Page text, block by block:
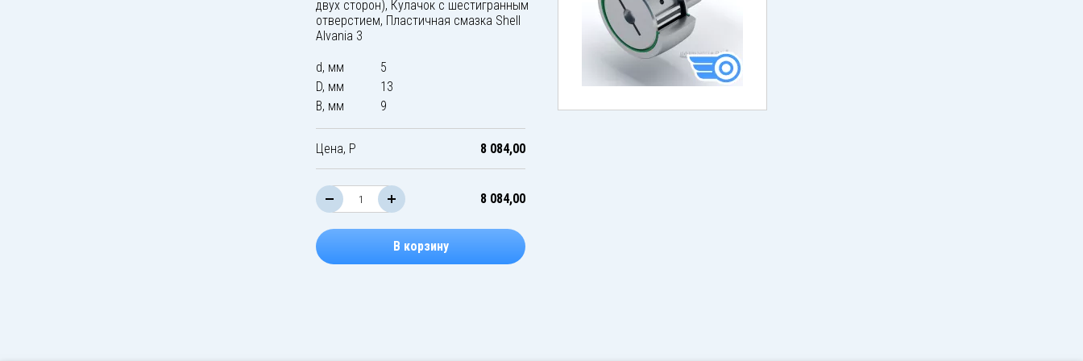
двух сторон), Кулачок с шестигранным
отверстием, Пластичная смазка Shell
Alvania 3
d, мм
5
D, мм
13
B, мм
9
Цена, Р 8 084,00
8 084,00
В корзину